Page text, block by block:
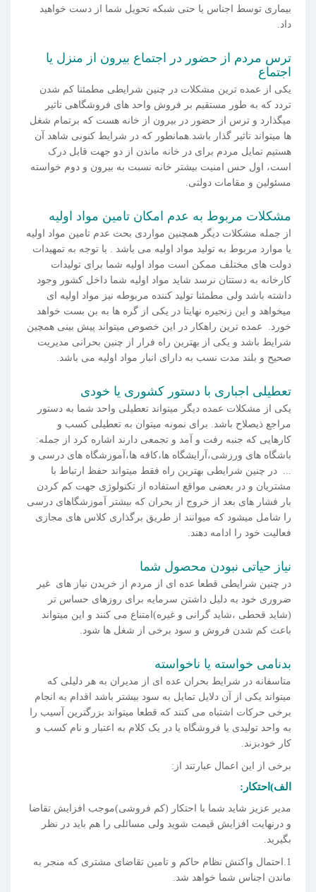
بیماری توسط اجناس یا حتی شبکه تحویل شما از دست خواهید
داد.
ترس مردم از حضور در اجتماع بیرون از منزل یا
اجتماع
یکی از عمده ترین مشکلات در چنین شرایطی مطمئنا کم شدن
تردد که به طور مستقیم بر فروش واحد های فروشگاهی تاثیر
میگذارد و ترس از حضور در بیرون از خانه هست که برتمام شغل
ها میتواند تاثیر گذار باشد.همانطور که در شرایط کنونی شاهد آن
هستیم تمایل مردم برای در خانه ماندن از دو جهت قابل درک
است، اول حس امنیت بیشتر خانه نسبت به بیرون و دوم خواسته
مسئولین و مقامات دولتی.
مشکلات مربوط به عدم امکان تامین مواد اولیه
از جمله مشکلات دیگر همچنین مواردی بحث عدم تامین مواد اولیه
یا موارد مربوط به تولید مواد اولیه می باشد . با توجه به تمهیدات
دولت های مختلف ممکن است مواد اولیه شما برای تولیدات
کارخانه به دستتان نرسد شاید مواد اولیه شما داخل کشور وجود
داشته باشد ولی مطمئنا تولید کننده مربوطه نیز مواد اولیه ای
میخواهد و این زنجیره نهایتا در یکی از گره ها به بن بست خواهد
خورد. عمده ترین راهکار در این خصوص میتواند پیش بینی همچین
شرایط باشد و یکی از بهترین راه فرار از چنین بحرانی مدیریت
صحیح و بلند مدت نسب به دارای انبار مواد اولیه می باشد.
تعطیلی اجباری با دستور کشوری یا خودی
یکی از مشکلات عمده دیگر میتواند تعطیلی واحد شما به دستور
مراجع ذیصلاح باشد. برای نمونه میتوان به تعطیلی کسب و
کارهایی که جنبه رفت و آمد و تجمعی دارند اشاره کرد از جمله:
باشگاه های ورزشی،آرایشگاه ها،کافه ها،آموزشگاه های درسی و
... در چنین شرایطی بهترین راه فقط میتواند حفظ ارتباط با
مشتریان و در بعضی مواقع استفاده از تکنولوژی جهت کم کردن
بار فشار های بعد از خروج از بحران که بیشتر آموزشگاهای درسی
را شامل میشود که میوانند از طریق برگذاری کلاس های مجازی
فعالیت خود را ادامه دهند.
نیاز حیاتی نبودن محصول شما
در چنین شرایطی قطعا عده ای از مردم از خریدن نیاز های غیر
ضروری خود به دلیل داشتن سرمایه برای روزهای حساس تر
(شاید قحطی ،شاید گرانی و غیره)امتناع می کنند و این میتواند
باعث کم شدن فروش و سود برخی از شغل ها شود.
بدنامی خواسته یا ناخواسته
متاسفانه در شرایط بحران عده ای از مدیران به هر دلیلی که
میتواند یکی از آن دلایل تمایل به سود بیشتر باشد اقدام به انجام
برخی حرکات اشتباه می کنند که قطعا میتواند بزرگترین آسیب را
به واحد تولیدی یا فروشگاه یا در یک کلام به اعتبار و نام کسب و
کار خودبزند.
برخی از این اعمال عبارتند از:
الف)احتکار:
مدیر عزیز شاید شما با احتکار (کم فروشی)موجب افزایش تقاضا
و درنهایت افزایش قیمت شوید ولی مسائلی را هم باید در نظر
بگیرید.
1.احتمال واکنش نظام حاکم و تامین تقاضای مشتری که منجر به
ماندن اجناس شما خواهد شد.